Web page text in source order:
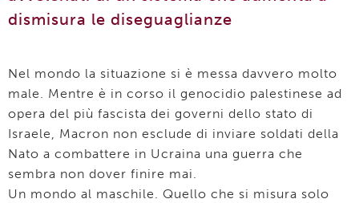
dismisura le diseguaglianze
Nel mondo la situazione si è messa davvero molto
male. Mentre è in corso il genocidio palestinese ad
opera del più fascista dei governi dello stato di
Israele, Macron non esclude di inviare soldati della
Nato a combattere in Ucraina una guerra che
sembra non dover finire mai.
Un mondo al maschile. Quello che si misura solo